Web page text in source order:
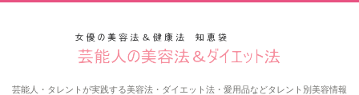
芸能人・タレントが実践する美容法・ダイエット法・愛用品などタレント別美容情報